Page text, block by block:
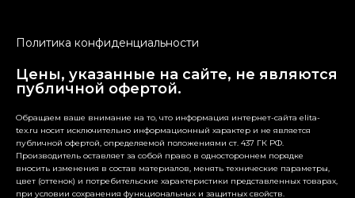
Политика конфиденциальности
Цены, указанные на сайте, не являются
публичной офертой.
Обращаем ваше внимание на то, что информация интернет-сайта elita-
tex.ru носит исключительно информационный характер и не является
публичной офертой, определяемой положениями ст. 437 ГК РФ.
Производитель оставляет за собой право в одностороннем порядке
вносить изменения в состав материалов, менять технические параметры,
цвет (оттенок) и потребительские характеристики представленных товарах,
при условии сохранения функциональных и защитных свойств.